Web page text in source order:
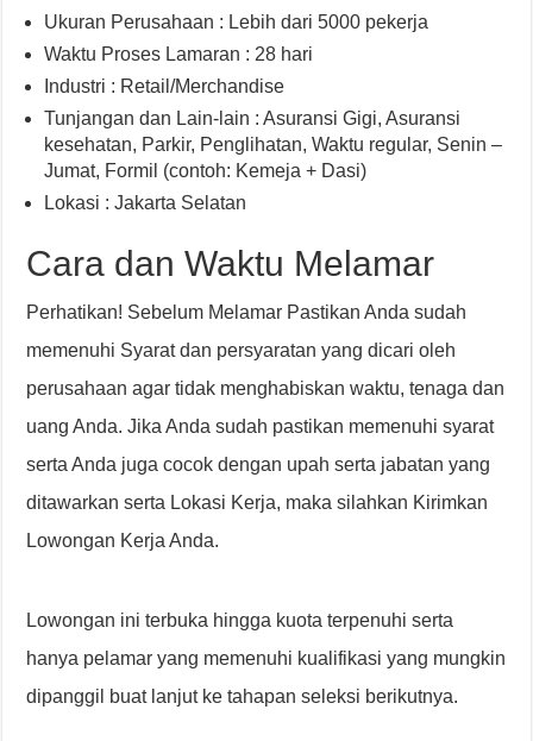
Ukuran Perusahaan : Lebih dari 5000 pekerja
Waktu Proses Lamaran : 28 hari
Industri : Retail/Merchandise
Tunjangan dan Lain-lain : Asuransi Gigi,Asuransi
kesehatan, Parkir, Penglihatan,Waktu regular, Senin –
Jumat, Formil (contoh: Kemeja + Dasi)
Lokasi : Jakarta Selatan
Cara dan Waktu Melamar
Perhatikan! Sebelum Melamar Pastikan Anda sudah
memenuhi Syarat dan persyaratan yang dicari oleh
perusahaan agar tidak menghabiskan waktu, tenaga dan
uang Anda. Jika Anda sudah pastikan memenuhi syarat
serta Anda juga cocok dengan upah serta jabatan yang
ditawarkan serta Lokasi Kerja, maka silahkan Kirimkan
Lowongan Kerja Anda.
Lowongan ini terbuka hingga kuota terpenuhi serta
hanya pelamar yang memenuhi kualifikasi yang mungkin
dipanggil buat lanjut ke tahapan seleksi berikutnya.